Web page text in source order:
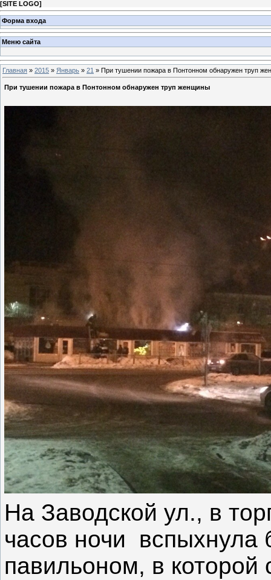
[SITE LOGO]
Форма входа
Меню сайта
Главная » 2015 » Январь » 21 » При тушении пожара в Понтонном обнаружен труп
При тушении пожара в Понтонном обнаружен труп женщины
На Заводской ул., в
часов ночи вспыхнула
павильоном, в которой